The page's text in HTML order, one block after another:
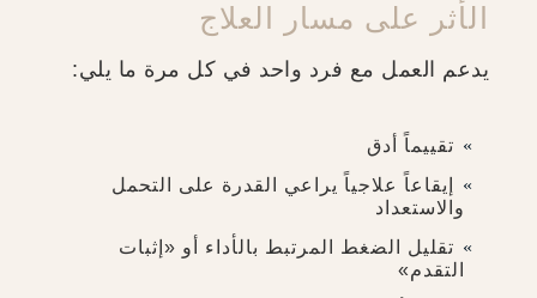
الأثر على مسار العلاج
يدعم العمل مع فرد واحد في كل مرة ما يلي:
تقييماً أدق
إيقاعاً علاجياً يراعي القدرة على التحمل
والاستعداد
تقليل الضغط المرتبط بالأداء أو «إثبات
التقدم»